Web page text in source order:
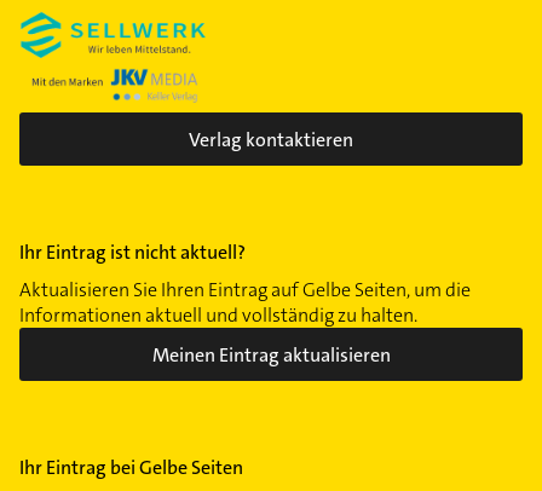
Verlag kontaktieren
Ihr Eintrag ist nicht aktuell?
Aktualisieren Sie Ihren Eintrag auf Gelbe Seiten, um die
Informationen aktuell und vollständig zu halten.
Meinen Eintrag aktualisieren
Ihr Eintrag bei Gelbe Seiten